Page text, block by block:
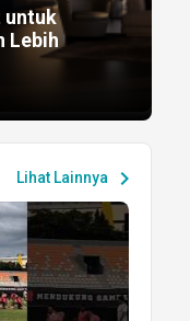
untuk
Lebih
Lihat Lainnya chevron_right